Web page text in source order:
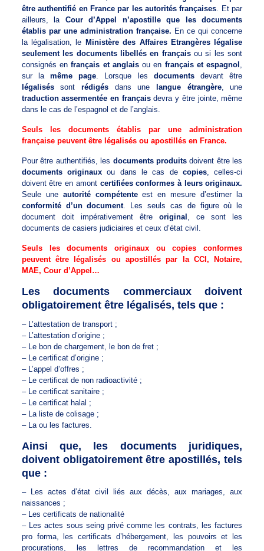
être authentifié en France par les autorités françaises . Et par
ailleurs, la Cour d’Appel n’apostille que les documents
établis par une administration française. En ce qui concerne
la légalisation, le Ministère des Affaires Etrangères légalise
seulement les documents libellés en françaisou si les sont
consignés enfrançais et anglaisou en français et espagnol
sur lamême page . Lorsque les documentsdevant être
légaliséssontrédigés dans une langue étrangère, une
traduction assermentée en françaisdevra y être jointe, même
dans le cas de l’espagnol et de l’anglais.
Seuls les documents établis par une administration
française peuvent être légalisés ou apostillés en France.
Pour être authentifiés, les documents produitsdoivent être les
documents originaux ou dans le cas de copies, celles-ci
doivent être en amont certifiées conformes à leurs originaux.
Seule une autorité compétenteest en mesure d’estimer la
conformité d’un document. Les seuls cas de figure où le
document doit impérativement êtreoriginal
, ce sont les
documents de casiers judiciaires et ceux d’état civil.
Seuls les documents originaux ou copies conformes
peuvent être légalisés ou apostillés par la CCI, Notaire,
MAE, Cour d’Appel…
Les documents commerciaux doivent
obligatoirement être légalisés, tels que :
– L’attestation de transport ;
– L’attestation d’origine ;
– Le bon de chargement, le bon de fret ;
– Le certificat d’origine ;
– L’appel d’offres ;
– Le certificat de non radioactivité ;
– Le certificat sanitaire ;
– Le certificat halal ;
– La liste de colisage ;
– La ou les factures.
Ainsi que, les documents juridiques,
doivent obligatoirement être apostillés, tels
que :
– Les actes d’état civil liés aux décès, aux mariages, aux
naissances ;
– Les certificats de nationalité
– Les actes sous seing privé comme les contrats, les factures
pro forma, les certificats d’hébergement, les pouvoirs et les
procurations, les lettres de recommandation et les